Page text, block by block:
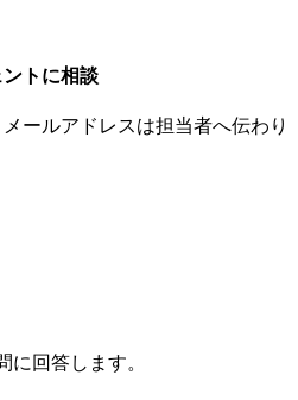
ト に相談
ールアドレスは担当者へ伝わり
に回答します。